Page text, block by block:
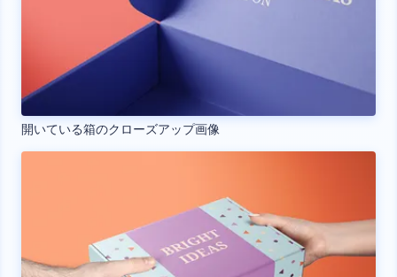
開いている箱のクローズアップ画像